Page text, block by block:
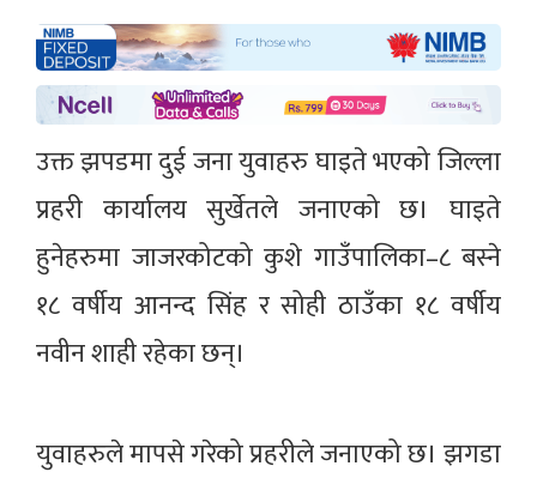
उक्त झपडमा दुई जना युवाहरु घाइते भएको जिल्ला
प्रहरी कार्यालय सुर्खेतले जनाएको छ। घाइते
हुनेहरुमा जाजरकोटको कुशे गाउँपालिका–८ बस्ने
१८ वर्षीय आनन्द सिंह र सोही ठाउँका १८ वर्षीय
नवीन शाही रहेका छन्।
युवाहरुले मापसे गरेको प्रहरीले जनाएको छ। झगडा